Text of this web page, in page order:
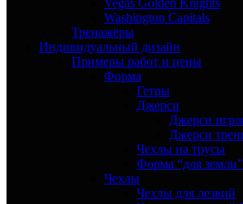
Vegas Golden Knights
Washington Capitals
Тренажёры
Индивидуальный дизайн
Примеры работ и цены
Форма
Гетры
Джерси
Джерси
Джерси
Чехлы на трусы
Форма “для земли”
Чехлы
Чехлы для лезвий